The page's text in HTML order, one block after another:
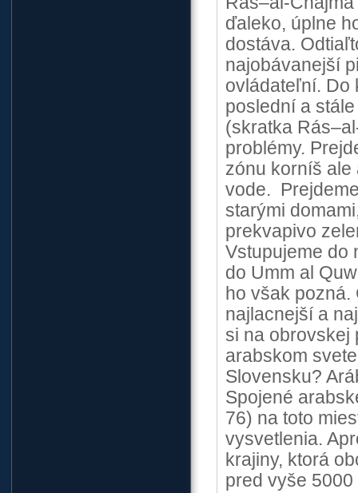
ďaleko, úplne
dostáva.
najobávanejší
ovládateľní. Do
poslední a
(skratka
problémy.
zónu korníš ale
vode.
starými
prekvapivo
Vstupujeme do
do Umm al
ho však
najlacnejší a
si na obrovskej
arabskom
Slovensku?
Spojené
76) na toto
vysvetlenia.
krajiny, ktorá
pred vyše